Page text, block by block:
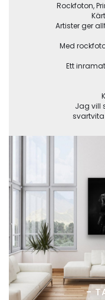
Rockfoton,
Artister ger
Med
Ett
Jag vill
-